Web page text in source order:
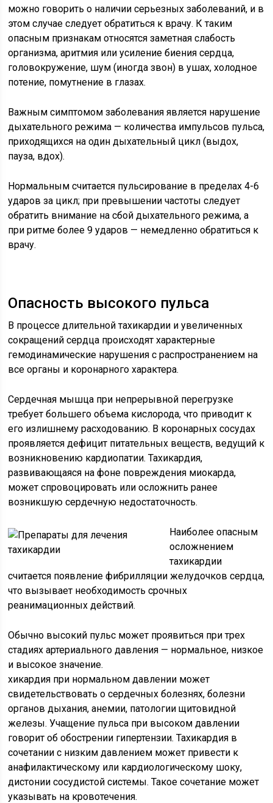
можно говорить о наличии серьезных заболеваний, и в
этом случае следует обратиться к врачу. К таким
опасным признакам относятся заметная слабость
организма, аритмия или усиление биения сердца,
головокружение, шум (иногда звон) в ушах, холодное
потение, помутнение в глазах.
Важным симптомом заболевания является нарушение
дыхательного режима — количества импульсов пульса,
приходящихся на один дыхательный цикл (выдох,
пауза, вдох).
Нормальным считается пульсирование в пределах 4-6
ударов за цикл; при превышении частоты следует
обратить внимание на сбой дыхательного режима, а
при ритме более 9 ударов — немедленно обратиться к
врачу.
Опасность высокого пульса
В процессе длительной тахикардии и увеличенных
сокращений сердца происходят характерные
гемодинамические нарушения с распространением на
все органы и коронарного характера.
Сердечная мышца при непрерывной перегрузке
требует большего объема кислорода, что приводит к
его излишнему расходованию. В коронарных сосудах
проявляется дефицит питательных веществ, ведущий к
возникновению кардиопатии. Тахикардия,
развивающаяся на фоне повреждения миокарда,
может спровоцировать или осложнить ранее
возникшую сердечную недостаточность.
Наиболее опасным
осложнением
тахикардии
считается появление фибрилляции желудочков сердца,
что вызывает необходимость срочных
реанимационных действий.
Обычно высокий пульс может проявиться при трех
стадиях артериального давления — нормальное, низкое
и высокое значение.
хикардия при нормальном давлении может
свидетельствовать о сердечных болезнях, болезни
органов дыхания, анемии, патологии щитовидной
железы. Учащение пульса при высоком давлении
говорит об обострении гипертензии. Тахикардия в
сочетании с низким давлением может привести к
анафилактическому или кардиологическому шоку,
дистонии сосудистой системы. Такое сочетание может
указывать на кровотечения.